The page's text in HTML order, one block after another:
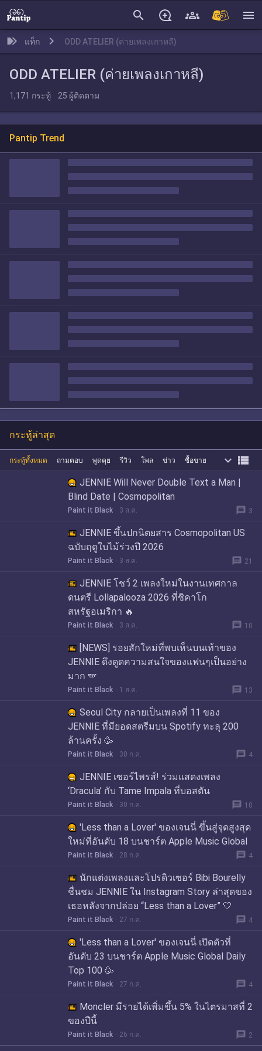
search menu
แท็ก ODD ATELIER (ค่ายเพลงเกาหลี)
ODD ATELIER (ค่ายเพลงเกาหลี)
1,171 กระทู้ 25 ผู้ติดตาม
Pantip Trend
กระทู้ล่าสุด
กระทู้ทั้งหมด ถามตอบ พูดคุย รีวิว โพล ข่าว ซื้อขาย  
JENNIE Will Never Double Text a Man |
Blind Date | Cosmopolitan
Paint it Black 3 ส.ค. message 3
JENNIE ขึ้นปกนิตยสาร Cosmopolitan US
ฉบับฤดูใบไม้ร่วงปี 2026
Paint it Black 3 ส.ค. message 21
JENNIE โชว์ 2 เพลงใหม่ในงานเทศกาล
ดนตรี Lollapalooza 2026 ที่ชิคาโก
สหรัฐอเมริกา 🔥
Paint it Black 3 ส.ค. message 10
[NEWS] รอยสักใหม่ที่พบเห็นบนเท้าของ
JENNIE ดึงดูดความสนใจของแฟนๆเป็นอย่าง
มาก 🪽
Paint it Black 1 ส.ค. message 13
Seoul City กลายเป็นเพลงที่ 11 ของ
JENNIE ที่มียอดสตรีมบน Spotify ทะลุ 200
ล้านครั้ง 🥳
Paint it Black 30 ก.ค. message 4
JENNIE เซอร์ไพรส์! ร่วมแสดงเพลง
‘Dracula’ กับ Tame Impala ที่บอสตัน
Paint it Black 30 ก.ค. message 10
'Less than a Lover' ของเจนนี่ ขึ้นสู่จุดสูงสุด
ใหม่ที่อันดับ 18 บนชาร์ต Apple Music Global
Paint it Black 28 ก.ค. message 4
นักแต่งเพลงและโปรดิวเซอร์ Bibi Bourelly
ชื่นชม JENNIE ใน Instagram Story ล่าสุดของ
เธอหลังจากปล่อย “Less than a Lover” 🤍
Paint it Black 27 ก.ค. message 4
'Less than a Lover' ของเจนนี่ เปิดตัวที่
อันดับ 23 บนชาร์ต Apple Music Global Daily
Top 100 🥳
Paint it Black 27 ก.ค. message 4
Moncler มีรายได้เพิ่มขึ้น 5% ในไตรมาสที่ 2
ของปีนี้
Paint it Black 26 ก.ค. message 2